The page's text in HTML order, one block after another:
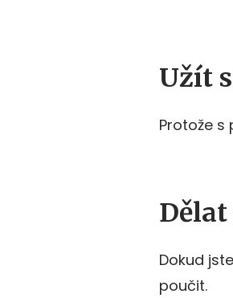
Užít
Protože
Dokud
poučit.